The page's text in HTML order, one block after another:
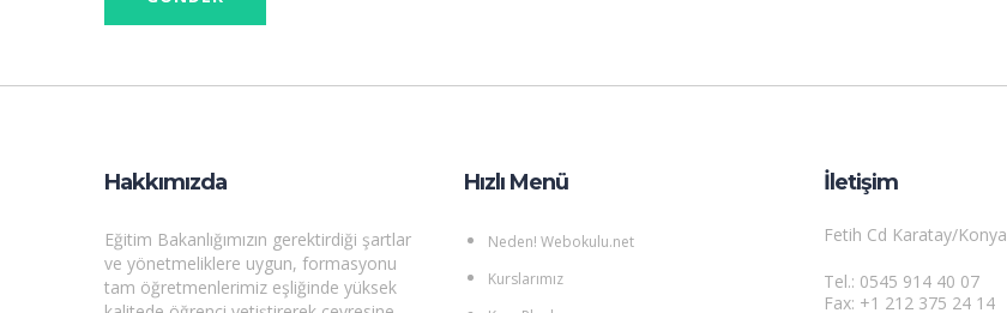
Hakkımızda
Eğitim Bakanlığımızın gerektirdiği şartlar
ve yönetmeliklere uygun, formasyonu
tam öğretmenlerimiz eşliğinde yüksek
Hızlı Menü
Neden! Webokulu.net
Kurslarımız
İletişim
Fetih Cd Karatay/Konya
Tel.: 0545 914 40 07
Fax: +1 212 375 24 14